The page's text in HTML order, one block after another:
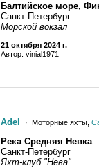
Балтийское море,
Санкт-Петербург
Морской вокзал
21 октября 2024 г.
Автор: vinial1971
Adel · Моторные яхты,
Река Средняя Невка
Санкт-Петербург
Яхт-клуб "Нева"